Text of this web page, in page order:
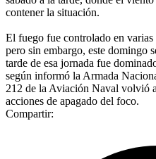
contener la situación.
El fuego fue controlado en
pero sin embargo, este domingo
tarde de esa jornada fue
según informó la Armada
212 de la Aviación Naval volvió
acciones de apagado del foco.
Compartir: